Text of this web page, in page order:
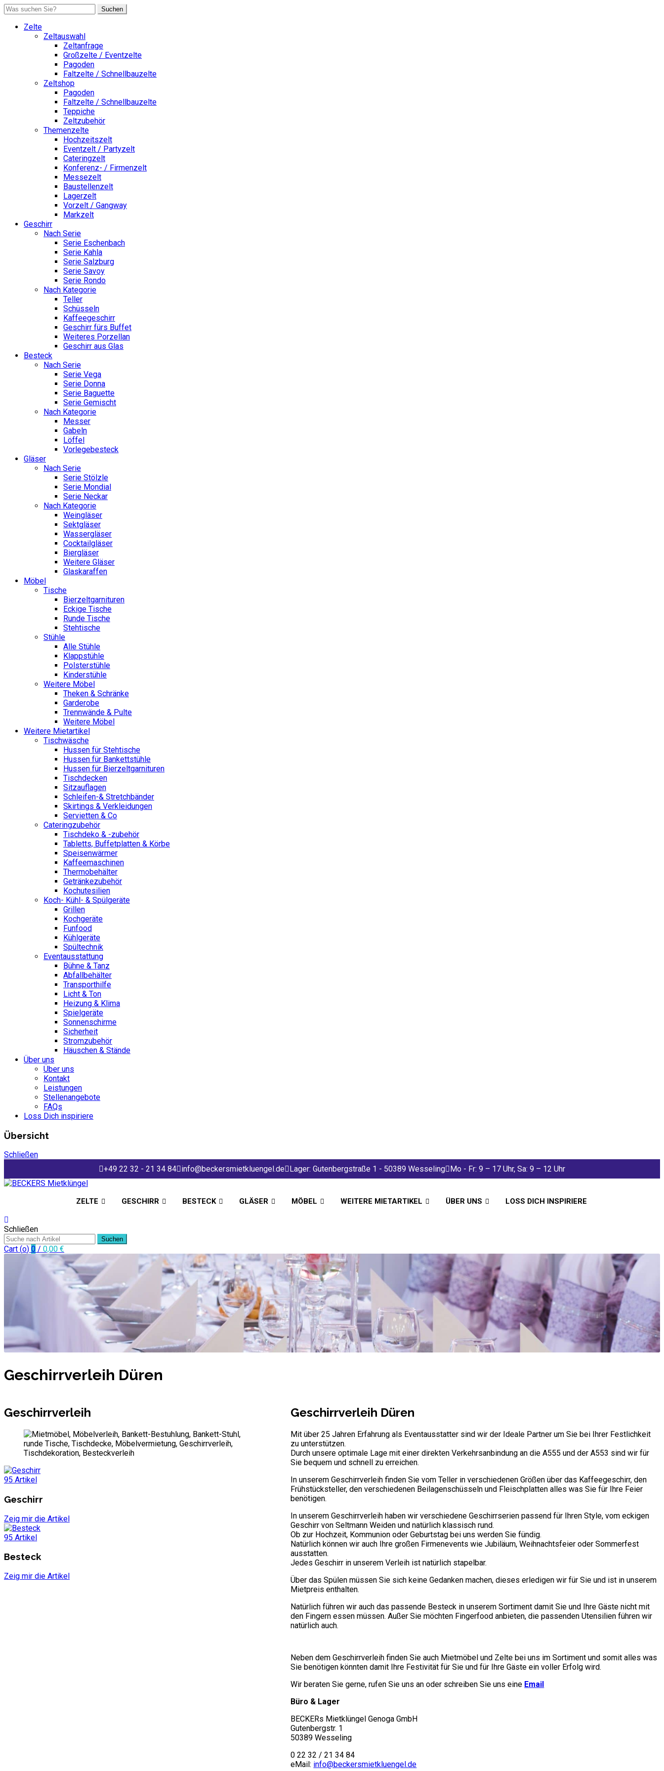
Suchen
Zelte
Zeltauswahl
Zeltanfrage
Großzelte / Eventzelte
Pagoden
Faltzelte / Schnellbauzelte
Zeltshop
Pagoden
Faltzelte / Schnellbauzelte
Teppiche
Zeltzubehör
Themenzelte
Hochzeitszelt
Eventzelt / Partyzelt
Cateringzelt
Konferenz- / Firmenzelt
Messezelt
Baustellenzelt
Lagerzelt
Vorzelt / Gangway
Markzelt
Geschirr
Nach Serie
Serie Eschenbach
Serie Kahla
Serie Salzburg
Serie Savoy
Serie Rondo
Nach Kategorie
Teller
Schüsseln
Kaffeegeschirr
Geschirr fürs Buffet
Weiteres Porzellan
Geschirr aus Glas
Besteck
Nach Serie
Serie Vega
Serie Donna
Serie Baguette
Serie Gemischt
Nach Kategorie
Messer
Gabeln
Löffel
Vorlegebesteck
Gläser
Nach Serie
Serie Stölzle
Serie Mondial
Serie Neckar
Nach Kategorie
Weingläser
Sektgläser
Wassergläser
Cocktailgläser
Biergläser
Weitere Gläser
Glaskaraffen
Möbel
Tische
Bierzeltgarnituren
Eckige Tische
Runde Tische
Stehtische
Stühle
Alle Stühle
Klappstühle
Polsterstühle
Kinderstühle
Weitere Möbel
Theken & Schränke
Garderobe
Trennwände & Pulte
Weitere Möbel
Weitere Mietartikel
Tischwäsche
Hussen für Stehtische
Hussen für Bankettstühle
Hussen für Bierzeltgarnituren
Tischdecken
Sitzauflagen
Schleifen-& Stretchbänder
Skirtings & Verkleidungen
Servietten & Co
Cateringzubehör
Tischdeko & -zubehör
Tabletts, Buffetplatten & Körbe
Speisenwärmer
Kaffeemaschinen
Thermobehälter
Getränkezubehör
Kochutesilien
Koch- Kühl- & Spülgeräte
Grillen
Kochgeräte
Funfood
Kühlgeräte
Spültechnik
Eventausstattung
Bühne & Tanz
Abfallbehälter
Transporthilfe
Licht & Ton
Heizung & Klima
Spielgeräte
Sonnenschirme
Sicherheit
Stromzubehör
Häuschen & Stände
Über uns
Über uns
Kontakt
Leistungen
Stellenangebote
FAQs
Loss Dich inspiriere
Übersicht
Schließen
+49 22 32 - 21 34 84 info@beckersmietkluengel.de Lager: Gutenbergstraße 1 - 50389 Wesseling Mo - Fr: 9 – 17 Uhr, Sa: 9 – 12 Uhr
ZELTE GESCHIRR BESTECK GLÄSER MÖBEL WEITERE MIETARTIKEL ÜBER UNS LOSS DICH INSPIRIERE
Schließen
Suchen
Cart (o) 0 / 0,00 €
Geschirrverleih Düren
Geschirrverleih
95 Artikel
Geschirr
Zeig mir die Artikel
95 Artikel
Besteck
Zeig mir die Artikel
Geschirrverleih Düren
Mit über 25 Jahren Erfahrung als Eventausstatter sind wir der Ideale Partner um Sie bei Ihrer Festlichkeit
zu unterstützen.
Durch unsere optimale Lage mit einer direkten Verkehrsanbindung an die A555 und der A553 sind wir für
Sie bequem und schnell zu erreichen.
In unserem Geschirrverleih finden Sie vom Teller in verschiedenen Größen über das Kaffeegeschirr, den
Frühstücksteller, den verschiedenen Beilagenschüsseln und Fleischplatten alles was Sie für Ihre Feier
benötigen.
In unserem Geschirrverleih haben wir verschiedene Geschirrserien passend für Ihren Style, vom eckigen
Geschirr von Seltmann Weiden und natürlich klassisch rund.
Ob zur Hochzeit, Kommunion oder Geburtstag bei uns werden Sie fündig.
Natürlich können wir auch Ihre großen Firmenevents wie Jubiläum, Weihnachtsfeier oder Sommerfest
ausstatten.
Jedes Geschirr in unserem Verleih ist natürlich stapelbar.
Über das Spülen müssen Sie sich keine Gedanken machen, dieses erledigen wir für Sie und ist in unserem
Mietpreis enthalten.
Natürlich führen wir auch das passende Besteck in unserem Sortiment damit Sie und Ihre Gäste nicht mit
den Fingern essen müssen. Außer Sie möchten Fingerfood anbieten, die passenden Utensilien führen wir
natürlich auch.
Neben dem Geschirrverleih finden Sie auch Mietmöbel und Zelte bei uns im Sortiment und somit alles was
Sie benötigen könnten damit Ihre Festivität für Sie und für Ihre Gäste ein voller Erfolg wird.
Wir beraten Sie gerne, rufen Sie uns an oder schreiben Sie uns eine Email
Büro & Lager
BECKERs Mietklüngel Genoga GmbH
Gutenbergstr. 1
50389 Wesseling
0 22 32 / 21 34 84
eMail: info@beckersmietkluengel.de